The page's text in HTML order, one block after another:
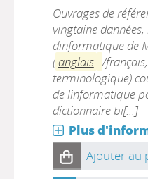
Ouvrages de
vingtaine
dinformatique de
( anglais /
terminologique)
de linformatique
dictionnaire bi[...]
Plus
Ajouter au